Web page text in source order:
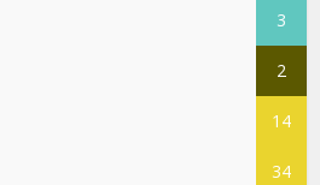
3
2
14
34